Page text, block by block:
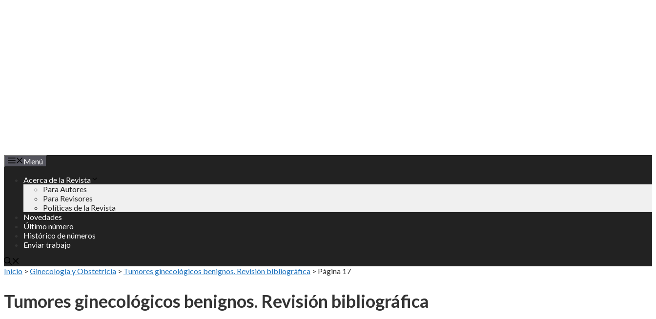
Menú
Acerca de la Revista
Para Autores
Para Revisores
Políticas de la Revista
Novedades
Último número
Histórico de números
Enviar trabajo
Inicio > Ginecología y Obstetricia > Tumores ginecológicos benignos. Revisión bibliográfica > Página 17
Tumores ginecológicos benignos. Revisión bibliográfica